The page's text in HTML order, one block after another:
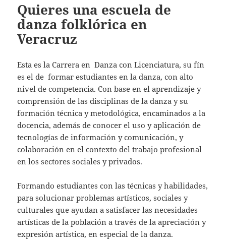
Quieres una escuela de
danza folklórica en
Veracruz
Esta es la Carrera en Danza con Licenciatura, su fín
es el de formar estudiantes en la danza, con alto
nivel de competencia. Con base en el aprendizaje y
comprensión de las disciplinas de la danza y su
formación técnica y metodológica, encaminados a la
docencia, además de conocer el uso y aplicación de
tecnologías de información y comunicación, y
colaboración en el contexto del trabajo profesional
en los sectores sociales y privados.
Formando estudiantes con las técnicas y habilidades,
para solucionar problemas artísticos, sociales y
culturales que ayudan a satisfacer las necesidades
artísticas de la población a través de la apreciación y
expresión artística, en especial de la danza.